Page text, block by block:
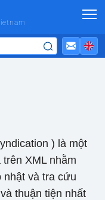
) là một
XML nhằm
và tra cứu
thuận tiện nhất